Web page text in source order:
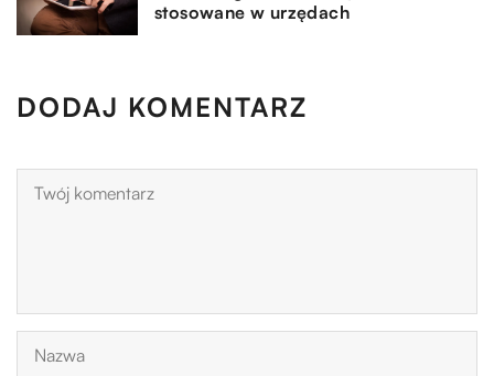
stosowane w urzędach
DODAJ KOMENTARZ